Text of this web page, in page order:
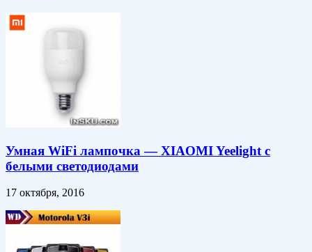
Умная WiFi лампочка — XIAOMI Yeelight с
белыми светодиодами
17 октября, 2016